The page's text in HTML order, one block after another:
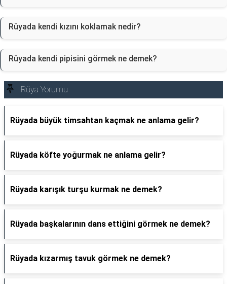
Rüyada kendi kızını koklamak nedir?
Rüyada kendi pipisini görmek ne demek?
Rüya Yorumu
Rüyada büyük timsahtan kaçmak ne anlama gelir?
Rüyada köfte yoğurmak ne anlama gelir?
Rüyada karışık turşu kurmak ne demek?
Rüyada başkalarının dans ettiğini görmek ne demek?
Rüyada kızarmış tavuk görmek ne demek?